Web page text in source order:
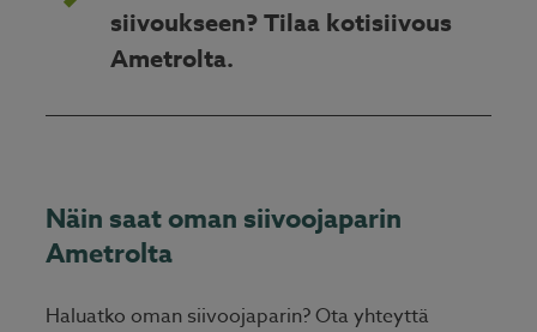
siivoukseen? Tilaa kotisiivous
Ametrolta.
Näin saat oman siivoojaparin
Ametrolta
Haluatko oman siivoojaparin? Ota yhteyttä